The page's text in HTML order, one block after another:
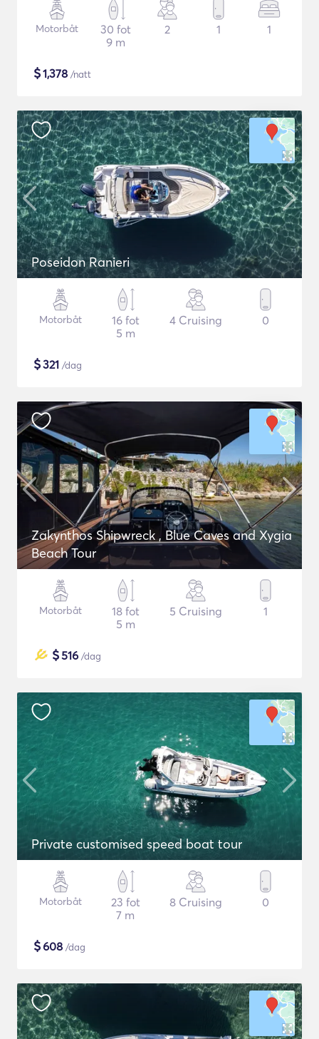
Motorbåt
30 fot
9 m
2 1 1
$1,378 /natt
Poseidon Ranieri
Motorbåt
16 fot
5 m
4 Cruising 0
$321 /dag
Zakynthos Shipwreck , Blue Caves and Xygia
Beach Tour
Motorbåt
18 fot
5 m
5 Cruising 1
$516 /dag
Private customised speed boat tour
Motorbåt
23 fot
7 m
8 Cruising 0
$608 /dag